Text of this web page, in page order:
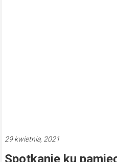
29 kwietnia, 2021
Spotkanie ku